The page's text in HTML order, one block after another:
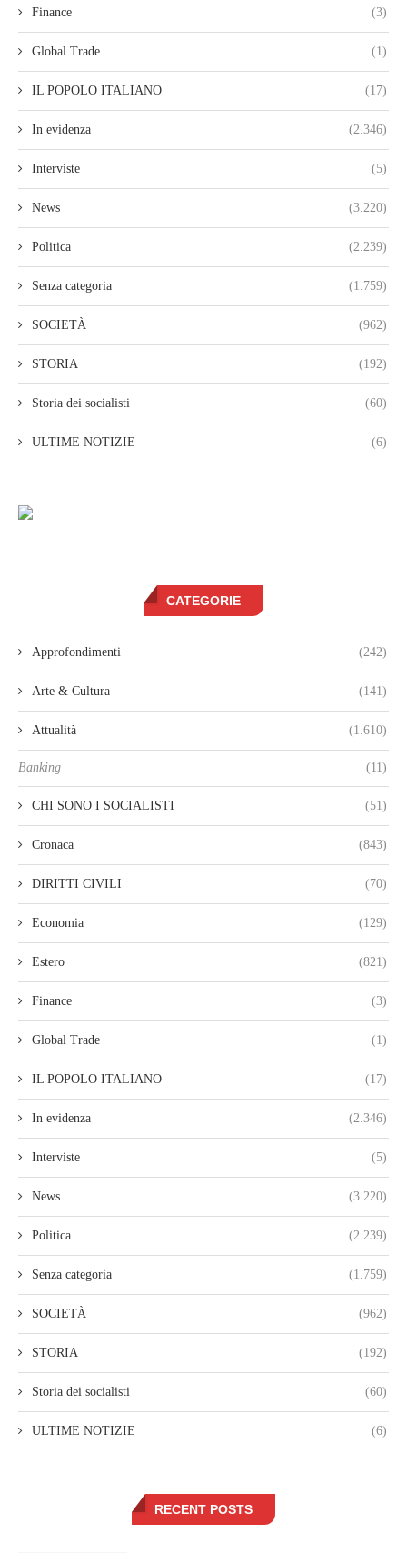
Finance (3)
Global Trade (1)
IL POPOLO ITALIANO (17)
In evidenza (2.346)
Interviste (5)
News (3.220)
Politica (2.239)
Senza categoria (1.759)
SOCIETÀ (962)
STORIA (192)
Storia dei socialisti (60)
ULTIME NOTIZIE (6)
CATEGORIE
Approfondimenti (242)
Arte & Cultura (141)
Attualità (1.610)
Banking (11)
CHI SONO I SOCIALISTI (51)
Cronaca (843)
DIRITTI CIVILI (70)
Economia (129)
Estero (821)
Finance (3)
Global Trade (1)
IL POPOLO ITALIANO (17)
In evidenza (2.346)
Interviste (5)
News (3.220)
Politica (2.239)
Senza categoria (1.759)
SOCIETÀ (962)
STORIA (192)
Storia dei socialisti (60)
ULTIME NOTIZIE (6)
RECENT POSTS